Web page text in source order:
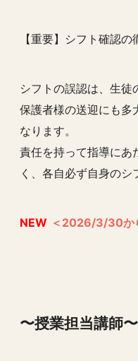
【重要】シフト確認
シフトの誤認は、生徒
保護者様の送迎にも多
なります。
責任を持って指導にあ
く、各自必ず自身のシ
NEW ＜2026/3/30か
〜授業担当講師〜